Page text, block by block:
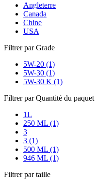
Angleterre
Canada
Chine
USA
Filtrer par Grade
5W-20 (1)
5W-30 (1)
5W-30 K (1)
Filtrer par Quantité du paquet
1L
250 ML (1)
3
3 (1)
500 ML (1)
946 ML (1)
Filtrer par taille